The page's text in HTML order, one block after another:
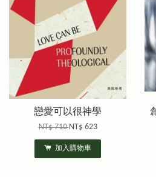
戀愛可以很神學
NT$ 710NT$ 623
加入購物車